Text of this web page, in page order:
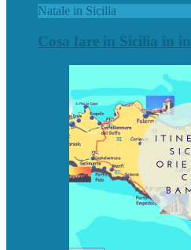
Natale in Sicilia
Cosa fare in Sicilia in